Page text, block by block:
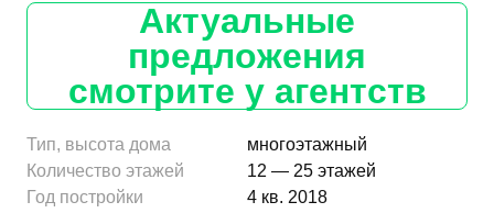
Актуальные
предложения
смотрите у агентств
Тип, высота дома
многоэтажный
Количество этажей
12 — 25 этажей
Год постройки
4 кв. 2018